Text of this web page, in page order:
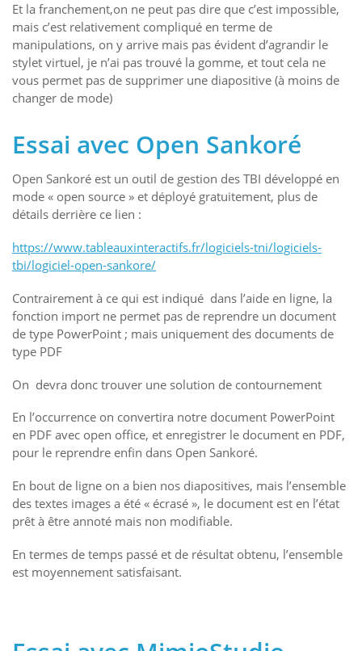
Et la franchement,on ne peut pas dire que c’est impossible,
mais c’est relativement compliqué en terme de
manipulations, on y arrive mais pas évident d’agrandir le
stylet virtuel, je n’ai pas trouvé la gomme, et tout cela ne
vous permet pas de supprimer une diapositive (à moins de
changer de mode)
Essai avec Open Sankoré
Open Sankoré est un outil de gestion des TBI développé en
mode « open source » et déployé gratuitement, plus de
détails derrière ce lien :
https://www.tableauxinteractifs.fr/logiciels-tni/logiciels-
tbi/logiciel-open-sankore/
Contrairement à ce qui est indiqué dans l’aide en ligne, la
fonction import ne permet pas de reprendre un document
de type PowerPoint ; mais uniquement des documents de
type PDF
On devra donc trouver une solution de contournement
En l’occurrence on convertira notre document PowerPoint
en PDF avec open office, et enregistrer le document en PDF,
pour le reprendre enfin dans Open Sankoré.
En bout de ligne on a bien nos diapositives, mais l’ensemble
des textes images a été « écrasé », le document est en l’état
prêt à être annoté mais non modifiable.
En termes de temps passé et de résultat obtenu, l’ensemble
est moyennement satisfaisant.